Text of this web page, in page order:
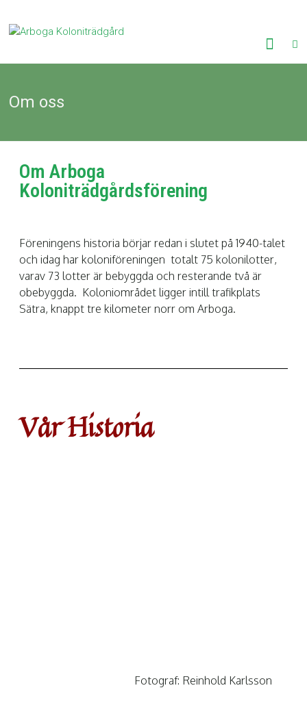
Om oss
Om Arboga
Koloniträdgårdsförening
Föreningens historia börjar redan i slutet på 1940-talet
och idag har koloniföreningen totalt 75 kolonilotter,
varav 73 lotter är bebyggda och resterande två är
obebyggda. Koloniområdet ligger intill trafikplats
Sätra, knappt tre kilometer norr om Arboga.
Vår Historia
Fotograf: Reinhold Karlsson